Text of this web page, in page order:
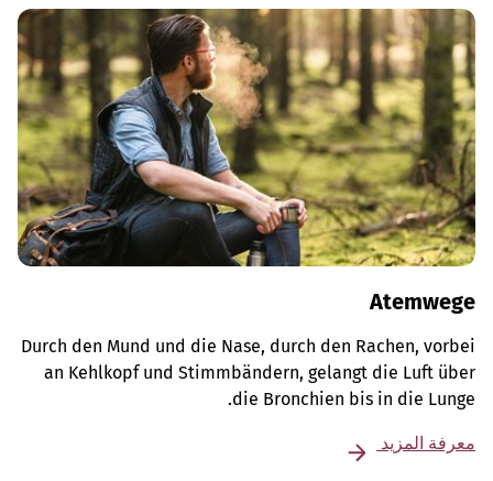
Atemwege
Durch den Mund und die Nase, durch den Rachen, vorbei
an Kehlkopf und Stimmbändern, gelangt die Luft über
die Bronchien bis in die Lunge.
معرفة المزيد